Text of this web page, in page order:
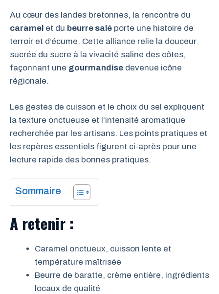
Au cœur des landes bretonnes, la rencontre du
caramel et du beurre salé porte une histoire de
terroir et d’écume. Cette alliance relie la douceur
sucrée du sucre à la vivacité saline des côtes,
façonnant une gourmandise devenue icône
régionale.
Les gestes de cuisson et le choix du sel expliquent
la texture onctueuse et l’intensité aromatique
recherchée par les artisans. Les points pratiques et
les repères essentiels figurent ci-après pour une
lecture rapide des bonnes pratiques.
Sommaire
A retenir :
Caramel onctueux, cuisson lente et
température maîtrisée
Beurre de baratte, crème entière, ingrédients
locaux de qualité